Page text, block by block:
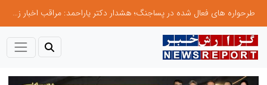
طرحواره های فعال شده در پساجنگ؛ هشدار دکتر یاراحمد: مراقب اخبار زرد و واکنش های هیجانی باشید